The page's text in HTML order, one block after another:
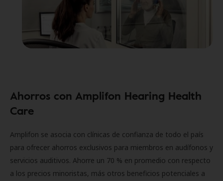
Ahorros con Amplifon Hearing Health
Care
Amplifon se asocia con clínicas de confianza de todo el país
para ofrecer ahorros exclusivos para miembros en audífonos y
servicios auditivos. Ahorre un 70 % en promedio con respecto
a los precios minoristas, más otros beneficios potenciales a